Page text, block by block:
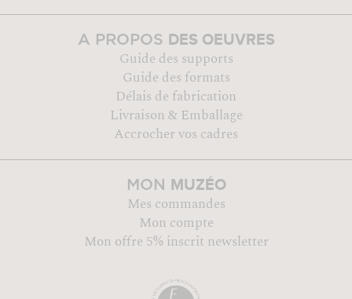
A PROPOS DES OEUVRES
Guide des supports
Guide des formats
Délais de fabrication
Livraison & Emballage
Accrocher vos cadres
MON MUZÉO
Mes commandes
Mon compte
Mon offre 5% inscrit newsletter